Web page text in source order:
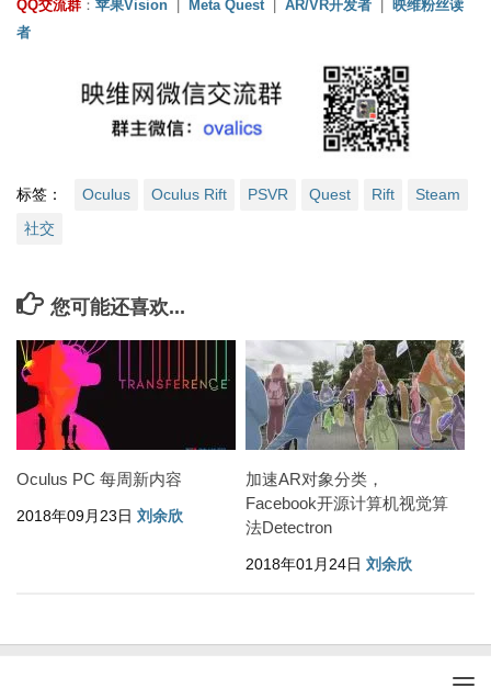
QQ交流群 ： 苹果Vision Meta Quest| AR/VR开发者
映维粉丝读
者
标签： Oculus Oculus Rift PSVR Quest Rift
Steam
社交
您可能还喜欢...
Oculus PC 每周新内容
2018年09月23日 刘余欣
加速AR对象分类，
Facebook开源计算机视觉算
法Detectron
2018年01月24日 刘余欣